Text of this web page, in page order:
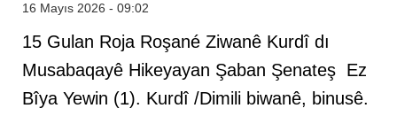
16 Mayıs 2026 - 09:02
15 Gulan Roja Roşané Ziwanê Kurdî dı
Musabaqayê Hikeyayan Şaban Şenateş Ez
Bîya Yewin (1). Kurdî /Dimili biwanê, binusê.